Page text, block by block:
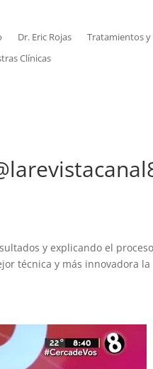
Dr. Eric Rojas Tratamientos y
Clínicas
y explicando el
técnica y más innovadora